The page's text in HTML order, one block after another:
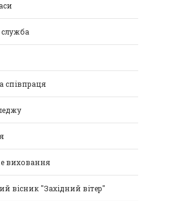
співпраця
виховання
вісник "Західний вітер"